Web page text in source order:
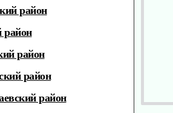
район
район
район
район
район